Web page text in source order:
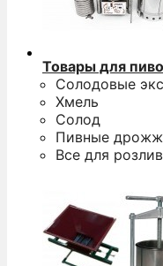
Товары для
Солодовые
Хмель
Солод
Пивные
Все для